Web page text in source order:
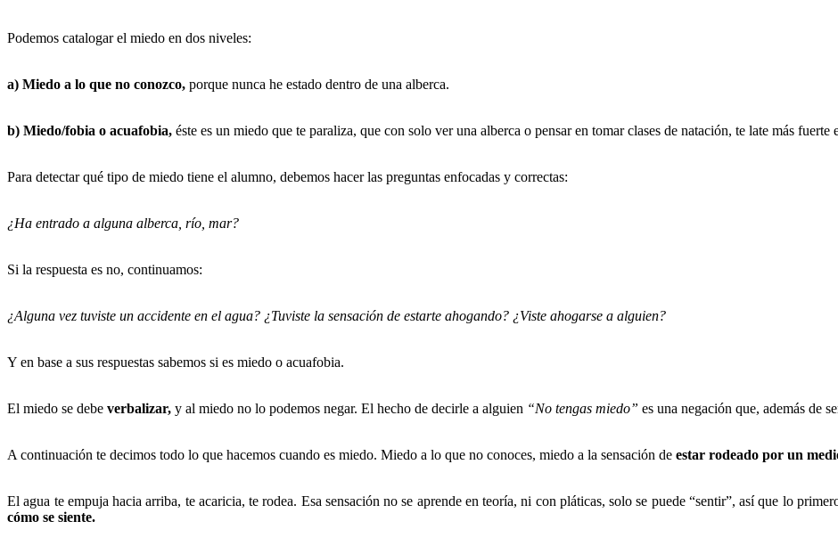
Podemos catalogar el miedo en dos niveles:
a) Miedo a lo que no conozco, porque nunca he estado dentro de una alberca.
b) Miedo/fobia o acuafobia, éste es un miedo que te paraliza, que con solo ver una alberca o pensar en tomar clases de natación, te late más
Para detectar qué tipo de miedo tiene el alumno, debemos hacer las preguntas enfocadas y correctas:
¿Ha entrado a alguna alberca, río, mar?
Si la respuesta es no, continuamos:
¿Alguna vez tuviste un accidente en el agua? ¿Tuviste la sensación de estarte ahogando? ¿Viste ahogarse a alguien?
Y en base a sus respuestas sabemos si es miedo o acuafobia.
El miedo se debe verbalizar, y al miedo no lo podemos negar. El hecho de decirle a alguien “No tengas miedo” es una negación que, además de
A continuación te decimos todo lo que hacemos cuando es miedo. Miedo a lo que no conoces, miedo a la sensación de estar rodeado por un
El agua te empuja hacia arriba, te acaricia, te rodea. Esa sensación no se aprende en teoría, ni con pláticas, solo se puede “sentir”, así que lo
cómo se siente.